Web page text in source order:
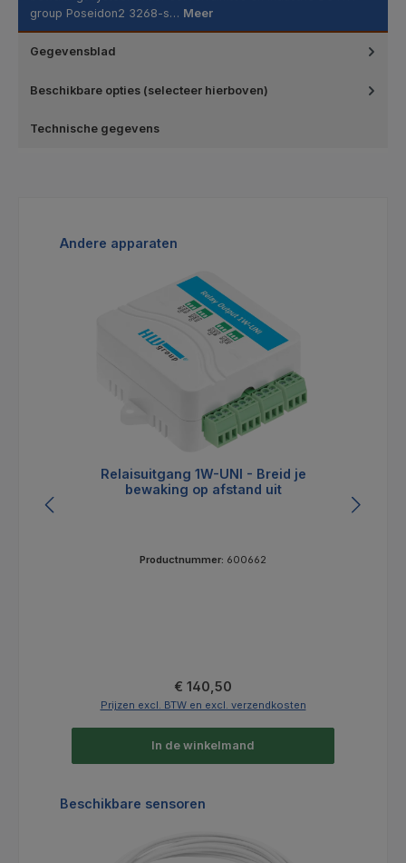
group Poseidon2 3268-s… Meer
Gegevensblad
Beschikbare opties (selecteer hierboven)
Technische gegevens
Productgalerij overslaan
Andere apparaten
Relaisuitgang 1W-UNI - Breid je
bewaking op afstand uit
Productnummer: 600662
Normale prijs:
€ 140,50
Prijzen excl. BTW en excl. verzendkosten
In de winkelmand
Productgalerij overslaan
Beschikbare sensoren